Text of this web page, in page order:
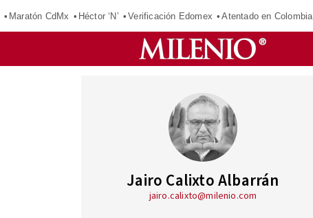
Maratón CdMx Héctor ‘N’ Verificación Edomex Atentado en Colombia
Jairo Calixto Albarrán
jairo.calixto@milenio.com